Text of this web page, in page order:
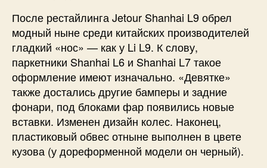
После рестайлинга Jetour Shanhai L9 обрел
модный ныне среди китайских производителей
гладкий «нос» — как у Li L9. К слову,
паркетники Shanhai L6 и Shanhai L7 такое
оформление имеют изначально. «Девятке»
также достались другие бамперы и задние
фонари, под блоками фар появились новые
вставки. Изменен дизайн колес. Наконец,
пластиковый обвес отныне выполнен в цвете
кузова (у дореформенной модели он черный).